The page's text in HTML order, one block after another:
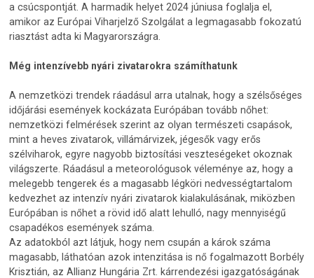
a csúcspontját. A harmadik helyet 2024 júniusa foglalja el,
amikor az Európai Viharjelző Szolgálat a legmagasabb fokozatú
riasztást adta ki Magyarországra.
Még intenzívebb nyári zivatarokra számíthatunk
A nemzetközi trendek ráadásul arra utalnak, hogy a szélsőséges
időjárási események kockázata Európában tovább nőhet:
nemzetközi felmérések szerint az olyan természeti csapások,
mint a heves zivatarok, villámárvizek, jégesők vagy erős
szélviharok, egyre nagyobb biztosítási veszteségeket okoznak
világszerte. Ráadásul a meteorológusok véleménye az, hogy a
melegebb tengerek és a magasabb légköri nedvességtartalom
kedvezhet az intenzív nyári zivatarok kialakulásának, miközben
Európában is nőhet a rövid idő alatt lehulló, nagy mennyiségű
csapadékos események száma.
Az adatokból azt látjuk, hogy nem csupán a károk száma
magasabb, láthatóan azok intenzitása is nő fogalmazott Borbély
Krisztián, az Allianz Hungária Zrt. kárrendezési igazgatóságának